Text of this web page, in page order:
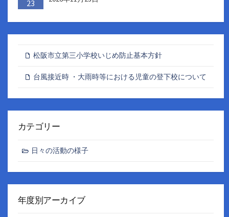
23
松阪市立第三小学校いじめ防止基本方針
台風接近時 ・大雨時等における児童の登下校について
カテゴリー
日々の活動の様子
年度別アーカイブ